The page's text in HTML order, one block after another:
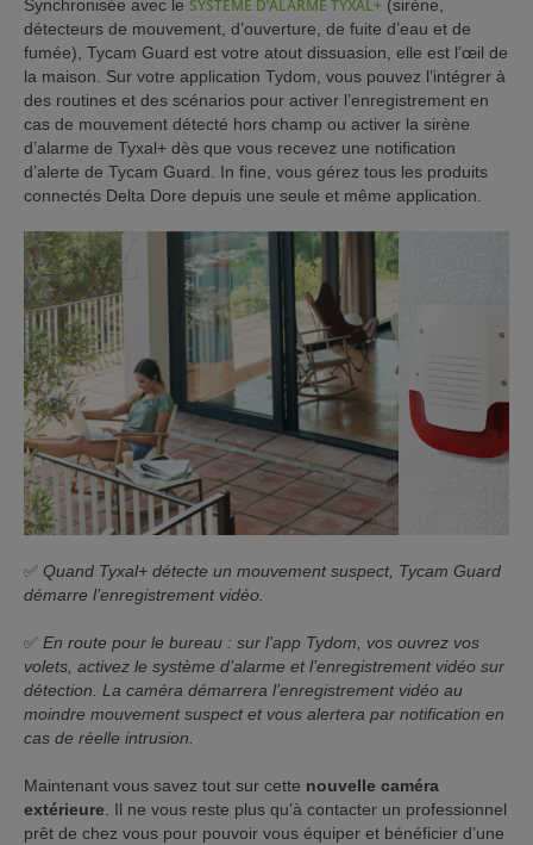
Synchronisée avec le SYSTÈME D’ALARME TYXAL+ (sirène,
détecteurs de mouvement, d’ouverture, de fuite d’eau et de
fumée), Tycam Guard est votre atout dissuasion, elle est l’œil de
la maison. Sur votre application Tydom, vous pouvez l’intégrer à
des routines et des scénarios pour activer l’enregistrement en
cas de mouvement détecté hors champ ou activer la sirène
d’alarme de Tyxal+ dès que vous recevez une notification
d’alerte de Tycam Guard. In fine, vous gérez tous les produits
connectés Delta Dore depuis une seule et même application.
✅ Quand Tyxal+ détecte un mouvement suspect, Tycam Guard
démarre l’enregistrement vidéo.
✅ En route pour le bureau : sur l’app Tydom, vos ouvrez vos
volets, activez le système d’alarme et l’enregistrement vidéo sur
détection. La caméra démarrera l’enregistrement vidéo au
moindre mouvement suspect et vous alertera par notification en
cas de réelle intrusion.
Maintenant vous savez tout sur cette nouvelle caméra
extérieure . Il ne vous reste plus qu’à contacter un professionnel
prêt de chez vous pour pouvoir vous équiper et bénéficier d’une